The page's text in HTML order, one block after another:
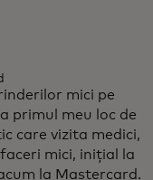
mici pe
primul meu loc de
care vizita medici,
mici, inițial la
la Mastercard.